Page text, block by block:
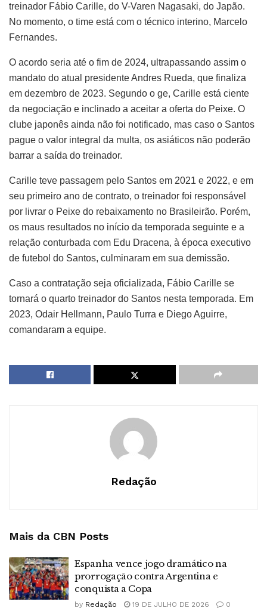
treinador Fábio Carille, do V-Varen Nagasaki, do Japão.
No momento, o time está com o técnico interino, Marcelo
Fernandes.
O acordo seria até o fim de 2024, ultrapassando assim o
mandato do atual presidente Andres Rueda, que finaliza
em dezembro de 2023. Segundo o ge, Carille está ciente
da negociação e inclinado a aceitar a oferta do Peixe. O
clube japonês ainda não foi notificado, mas caso o Santos
pague o valor integral da multa, os asiáticos não poderão
barrar a saída do treinador.
Carille teve passagem pelo Santos em 2021 e 2022, e em
seu primeiro ano de contrato, o treinador foi responsável
por livrar o Peixe do rebaixamento no Brasileirão. Porém,
os maus resultados no início da temporada seguinte e a
relação conturbada com Edu Dracena, à época executivo
de futebol do Santos, culminaram em sua demissão.
Caso a contratação seja oficializada, Fábio Carille se
tornará o quarto treinador do Santos nesta temporada. Em
2023, Odair Hellmann, Paulo Turra e Diego Aguirre,
comandaram a equipe.
Redação
Mais da CBN Posts
Espanha vence jogo dramático na
prorrogação contra Argentina e
conquista a Copa
by Redação 19 DE JULHO DE 2026 0